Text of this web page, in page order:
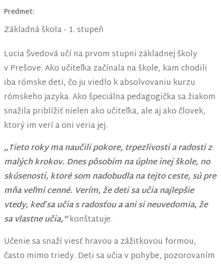
Predmet:
Základná škola - 1. stupeň
Lucia Švedová učí na prvom stupni základnej školy
v Prešove. Ako učiteľka začínala na škole, kam chodili
iba rómske deti, čo ju viedlo k absolvovaniu kurzu
rómskeho jazyka. Ako špeciálna pedagogička sa žiakom
snažila priblížiť nielen ako učiteľka, ale aj ako človek,
ktorý im verí a oni veria jej.
„Tieto roky ma naučili pokore, trpezlivosti a radosti z
malých krokov. Dnes pôsobím na úplne inej škole, no
skúsenosti, ktoré som nadobudla na tejto ceste, sú pre
mňa veľmi cenné. Verím, že deti sa učia najlepšie
vtedy, keď sa učia s radosťou a ani si neuvedomia, že
sa vlastne učia,“konštatuje.
Učenie sa snaží viesť hravou a zážitkovou formou,
často mimo triedy. Deti sa učia v pohybe, pozorovaním